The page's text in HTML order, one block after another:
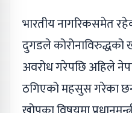
भारतीय नागरिकसमेत
दुगडले कोरोनाविरुद्धको
अवरोध गरेपछि अहिले
ठगिएको महसुस गरेका